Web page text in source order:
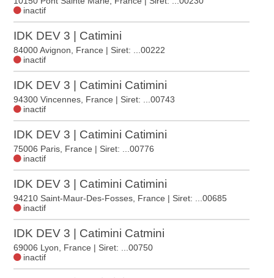
inactif
IDK DEV 3 | Catimini
84000 Avignon, France | Siret: ...00222
inactif
IDK DEV 3 | Catimini Catimini
94300 Vincennes, France | Siret: ...00743
inactif
IDK DEV 3 | Catimini Catimini
75006 Paris, France | Siret: ...00776
inactif
IDK DEV 3 | Catimini Catimini
94210 Saint-Maur-Des-Fosses, France | Siret: ...00685
inactif
IDK DEV 3 | Catimini Catmini
69006 Lyon, France | Siret: ...00750
inactif